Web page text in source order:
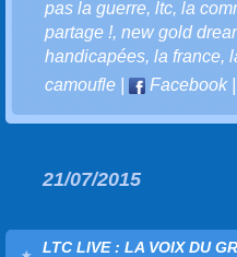
pas la guerre, ltc, la
partage !, new gold
handicapées, la france,
camoufle
Facebook
21/07/2015
LTC LIVE : LA VOIX DU